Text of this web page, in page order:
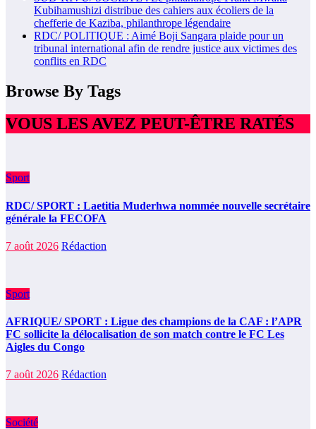
Kubihamushizi distribue des cahiers aux écoliers de la
chefferie de Kaziba, philanthrope légendaire
RDC/ POLITIQUE : Aimé Boji Sangara plaide pour un
tribunal international afin de rendre justice aux victimes des
conflits en RDC
Browse By Tags
VOUS LES AVEZ PEUT-ÊTRE RATÉS
Sport
RDC/ SPORT : Laetitia Muderhwa nommée nouvelle secrétaire
générale la FECOFA
7 août 2026 Rédaction
Sport
AFRIQUE/ SPORT : Ligue des champions de la CAF : l’APR
FC sollicite la délocalisation de son match contre le FC Les
Aigles du Congo
7 août 2026 Rédaction
Société